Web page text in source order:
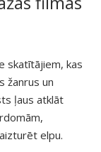
skatītājiem, kas
žanrus un
ļaus atklāt
elpu.